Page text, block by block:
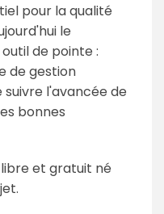
pour la qualité
le
de pointe :
de gestion
l'avancée de
bonnes
et gratuit né